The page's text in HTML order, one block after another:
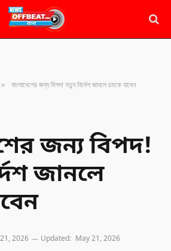
» বাংলাদেশের জন্য বিপদ! নতুন নির্দেশ জানলে চমকে যাবেন
জন্য বিপদ!
জানলে
2026 Updated: May 21, 2026